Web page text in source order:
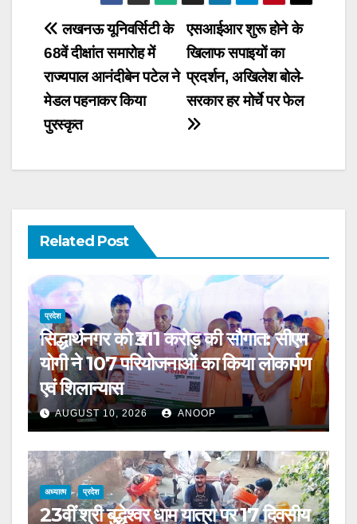
Post
navigation
एसआईआर शुरू होने के
खिलाफ सपाइयों का
प्रदर्शन, अखिलेश बोले-
सरकार हर मोर्चे पर फेल
लखनऊ यूनिवर्सिटी के
68वें दीक्षांत समारोह में
राज्यपाल आनंदीबेन पटेल ने
मेडल पहनाकर किया
पुरस्कृत
Related Post
प्रदेश
सिद्धार्थनगर को ₹311 करोड़ की सौगात: सीएम
योगी ने 107 परियोजनाओं का किया लोकार्पण
एवं शिलान्यास
AUGUST 10, 2026 ANOOP
अध्यात्म प्रदेश
23वीं श्री बुद्धेश्वर धाम यात्रा पर 17 दिवसीय